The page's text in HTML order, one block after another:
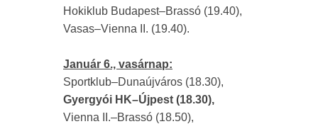
Hokiklub Budapest–Brassó (19.40),
Vasas–Vienna II. (19.40).
Január 6., vasárnap:
Sportklub–Dunaújváros (18.30),
Gyergyói HK–Újpest (18.30),
Vienna II.–Brassó (18.50),